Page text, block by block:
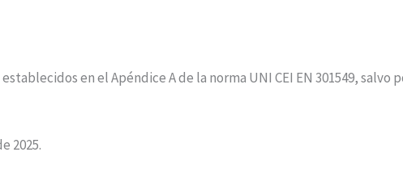
en el Apéndice A de la norma UNI CEI EN 301549, salvo
2025.